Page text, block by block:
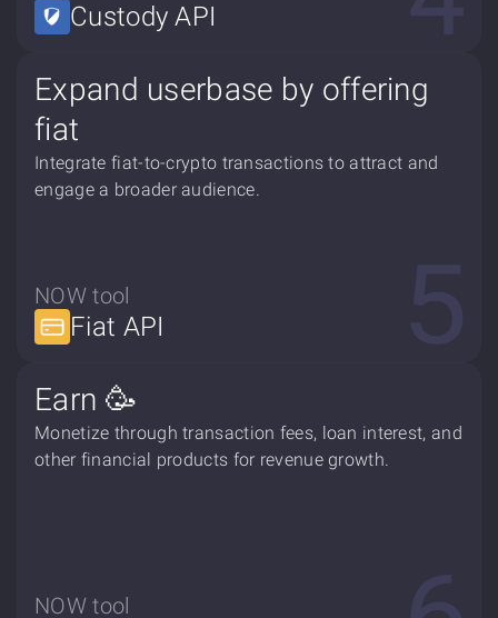
Custody API
Expand userbase by offering
fiat
Integrate fiat-to-crypto transactions to attract and
engage a broader audience.
NOW tool
Fiat API
Earn 🥳
Monetize through transaction fees, loan interest, and
other financial products for revenue growth.
NOW tool